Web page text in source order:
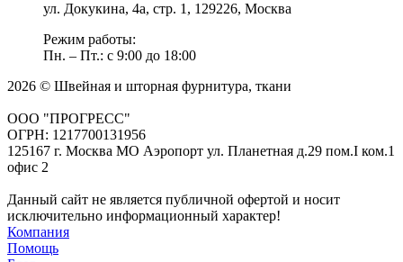
ул. Докукина, 4а, стр. 1, 129226, Москва
Режим работы:
Пн. – Пт.: с 9:00 до 18:00
2026 © Швейная и шторная фурнитура, ткани
ООО "ПРОГРЕСС"
ОГРН: 1217700131956
125167 г. Москва МО Аэропорт ул. Планетная д.29 пом.I ком.1
офис 2
Данный сайт не является публичной офертой и носит
исключительно информационный характер!
Компания
Помощь